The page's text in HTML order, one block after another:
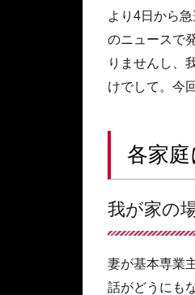
より4日から
のニュースで
りませんし、
けでして。今
各家
我が家の
妻が基本専業
話がどうにも